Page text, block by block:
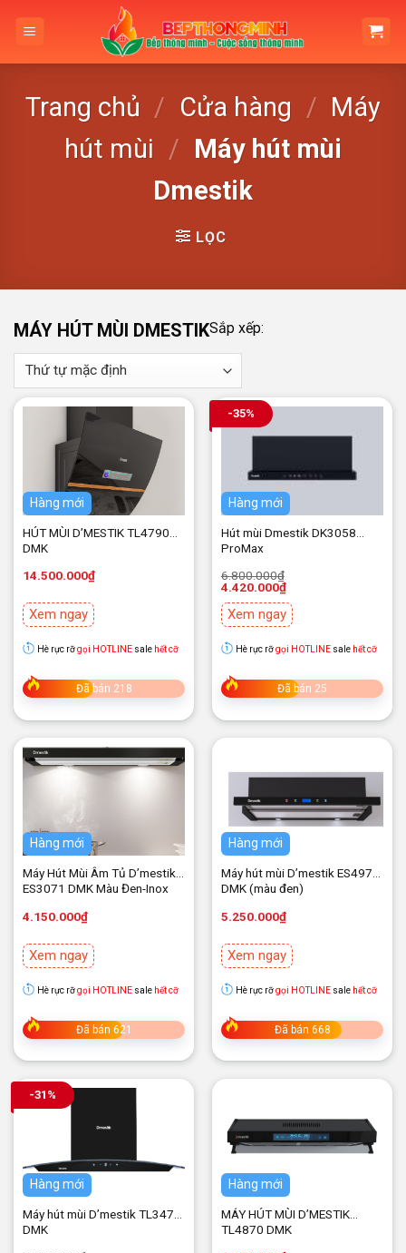
Trang chủ / Cửa hàng / Máy
hút mùi / Máy hút mùi
Dmestik
LỌC
MÁY HÚT MÙI DMESTIKSắp xếp:
Hàng mới
HÚT MÙI D’MESTIK TL4790
DMK
14.500.000₫
Xem ngay
Hè rực rỡgọi HOTLINEsale hết cỡ
Đã bán 218
-35%
Hàng mới
Hút mùi Dmestik DK3058
ProMax
6.800.000₫
Giá
gốc
6.800.000₫.
4.420.000₫
Giá
hiện
là:
4.420.000₫.
Xem ngay
Hè rực rỡgọi HOTLINEsale hết cỡ
Đã bán 25
Hàng mới
Máy Hút Mùi Âm Tủ D’mestik
ES3071 DMK Màu Đen-Inox
4.150.000₫
Xem ngay
Hè rực rỡgọi HOTLINEsale hết cỡ
Đã bán 621
Hàng mới
Máy hút mùi D’mestik ES4970
DMK (màu đen)
5.250.000₫
Xem ngay
Hè rực rỡgọi HOTLINEsale hết cỡ
Đã bán 668
-31%
Hàng mới
Máy hút mùi D’mestik TL3470
DMK
Hàng mới
MÁY HÚT MÙI D’MESTIK
TL4870 DMK